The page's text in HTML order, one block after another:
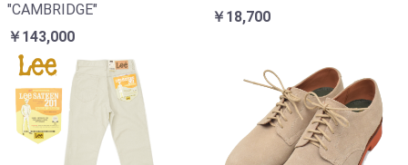
"CAMBRIDGE"
￥143,000
￥18,700